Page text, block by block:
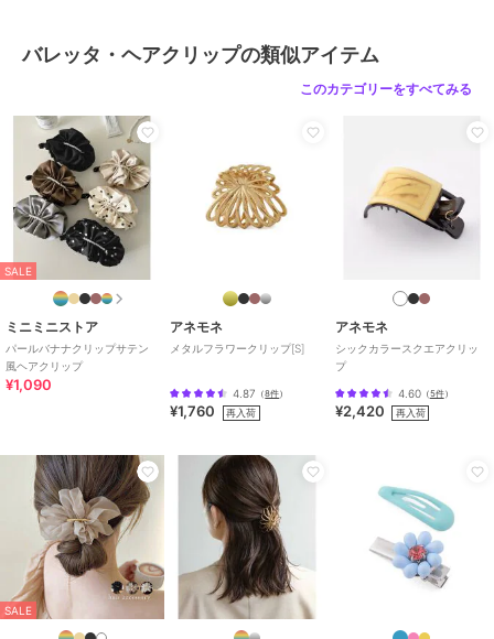
バレッタ・ヘアクリップの類似アイテム
このカテゴリーをすべてみる
SALE
ミニミニストア
パールバナナクリップサテン
風ヘアクリップ
¥1,090
アネモネ
メタルフラワークリップ[S]
4.87 （8件）
¥1,760 再入荷
アネモネ
シックカラースクエアクリッ
プ
4.60（5件）
¥2,420 再入荷
SALE